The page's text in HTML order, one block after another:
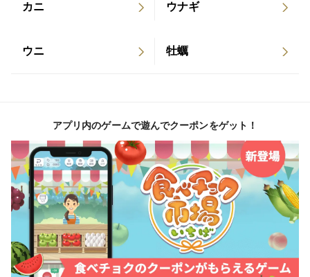
（注：揚げ過ぎると硬くなります）
てに直ぐ使えて便利な人気商品です
内容量:1kg
保存方法:−15℃以下で保存して下さい
製造者:poulpe
北九州市戸畑区菅原二丁目14-17
栄養成分表示(100ｇ当たり)
エネルギー99kcal
タンパク質21.7ｇ
脂質0.7ｇ
カニ ウナギ
ウニ 牡蠣
アプリ内のゲームで遊んでクーポンをゲット！